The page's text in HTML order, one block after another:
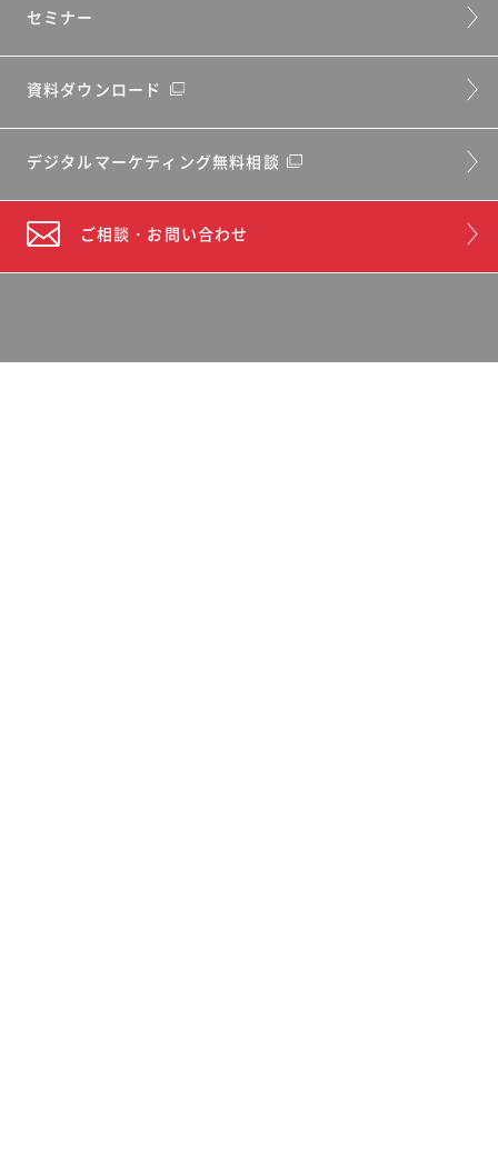
セミナー
資料ダウンロード
デジタルマーケティング無料相談
ご相談・お問い合わせ